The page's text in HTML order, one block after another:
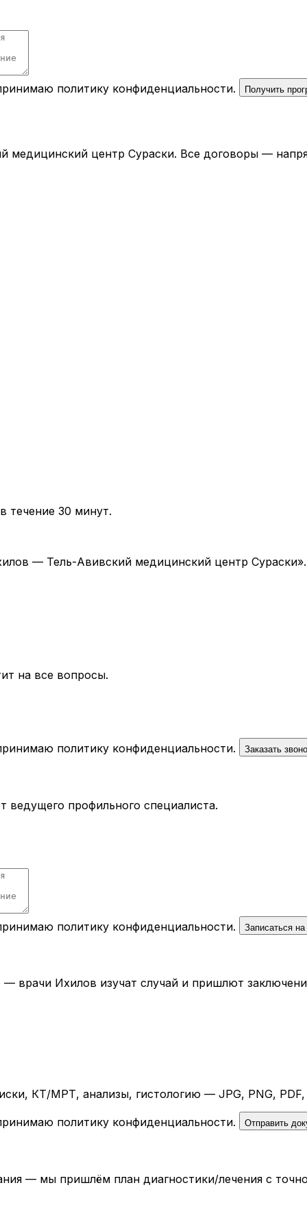
политику конфиденциальности. Получить
медицинский центр Сураски. Все договоры —
течение 30 минут.
— Тель-Авивский медицинский центр
на все вопросы.
политику конфиденциальности. Заказать
ведущего профильного специалиста.
политику конфиденциальности. Записаться
Ихилов изучат случай и пришлют
КТ/МРТ, анализы, гистологию — JPG, PNG, PDF,
политику конфиденциальности. Отправить
— мы пришлём план диагностики/лечения с